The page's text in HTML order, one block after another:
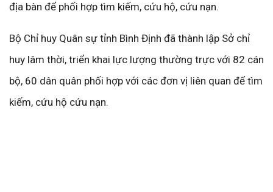
địa bàn để phối hợp tìm kiếm, cứu hộ, cứu nạn.
Bộ Chỉ huy Quân sự tỉnh Bình Định đã thành lập Sở chỉ
huy lâm thời, triển khai lực lượng thường trực với 82 cán
bộ, 60 dân quân phối hợp với các đơn vị liên quan để tìm
kiếm, cứu hộ cứu nạn.